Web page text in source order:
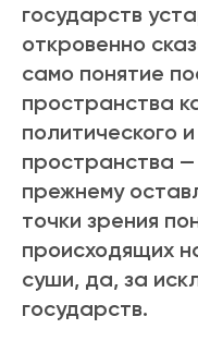
государств
откровенно
само понятие
пространства
политического
пространства
прежнему
точки зрения
происходящих
суши, да, за
государств.